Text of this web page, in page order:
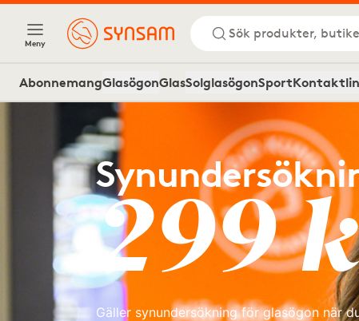
Meny
Sök produkter,
AbonnemangGlasögonGlasSolglasögonSport
299
Gäller synundersökning för glasögon när